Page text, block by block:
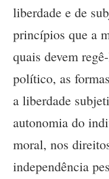
liberdade e de
princípios que a
quais devem
político, as
a liberdade
autonomia do
moral, nos
independência